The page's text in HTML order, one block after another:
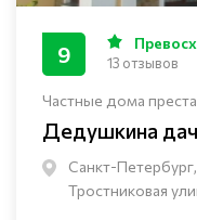
Частные дома
Дедушкина
Санкт-
Тростниковая
9 13 отзывов